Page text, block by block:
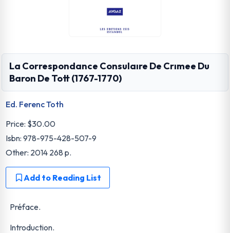
La Correspondance Consulaıre De Crımee Du
Baron De Tott (1767-1770)
Ed. Ferenc Toth
Price: $30.00
Isbn: 978-975-428-507-9
Other: 2014 268 p.
Add to Reading List
Préface.
Introduction.